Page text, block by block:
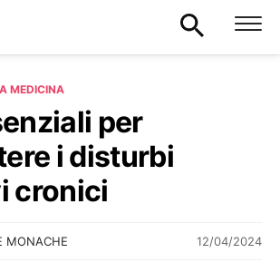
MEDICINA
per
i disturbi
cronici
MONACHE 12/04/2024